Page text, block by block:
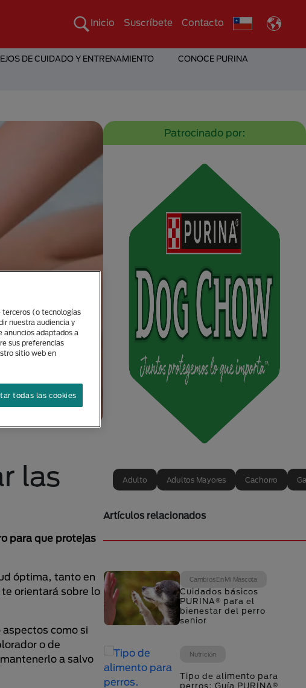
Inicio Suscríbete Contacto
DE CUIDADO Y ENTRENAMIENTO CONOCE PURINA
las
para que protejas
óptima, tanto en
te orientará sobre lo
como si
o de
a salvo
Patrocinado por:
Adulto Adultos Mayores Cachorro
Artículos relacionados
Cambios En Mi Mascota
Cuidados básicos
PURINA® para el
bienestar del perro
senior
Nutrición
Tipo de alimento para
perros: Guía PURINA®
terceros (o tecnologías
nuestra audiencia y
anuncios adaptados a
sus preferencias
sitio web en
todas las cookies